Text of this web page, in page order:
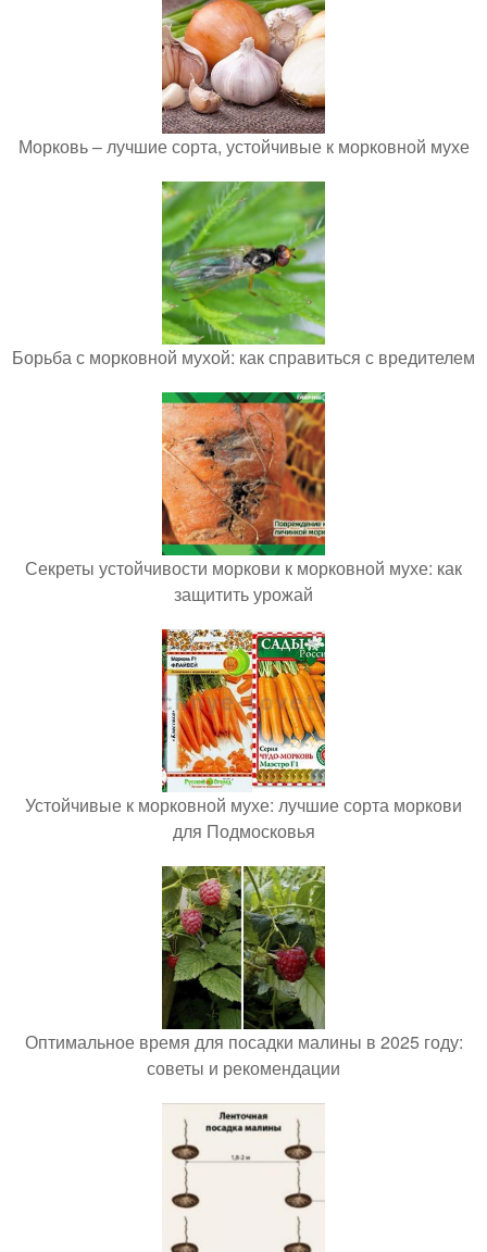
Морковь – лучшие сорта, устойчивые к морковной мухе
Борьба с морковной мухой: как справиться с вредителем
Секреты устойчивости моркови к морковной мухе: как
защитить урожай
Устойчивые к морковной мухе: лучшие сорта моркови
для Подмосковья
Оптимальное время для посадки малины в 2025 году:
советы и рекомендации